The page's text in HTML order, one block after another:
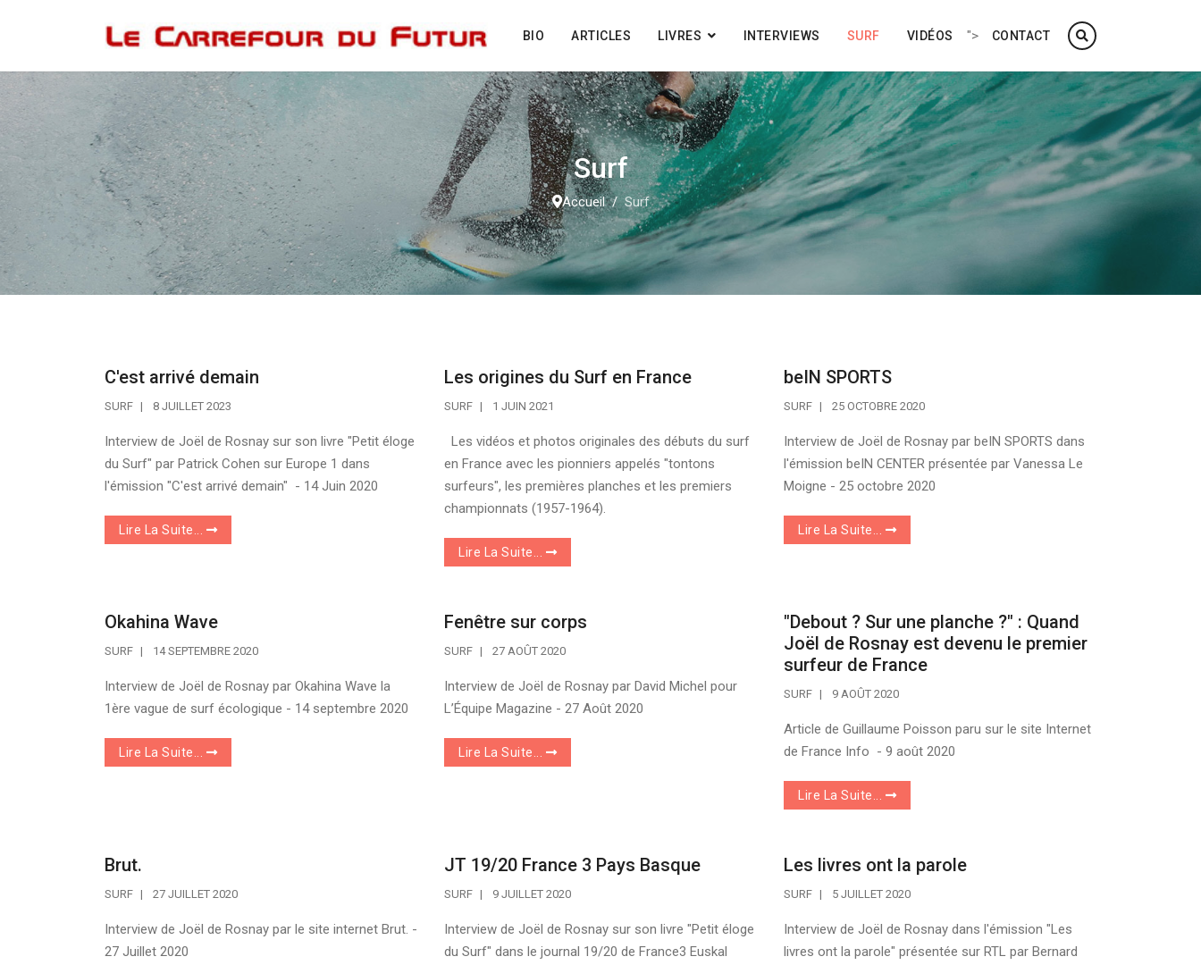
BIO ARTICLES LIVRES INTERVIEWS SURF VIDÉOS "> CONTACT
Surf
Accueil Surf
C'est arrivé demain
SURF 8 JUILLET 2023
Interview de Joël de Rosnay sur son livre "Petit éloge
du Surf" par Patrick Cohen sur Europe 1 dans
l'émission "C'est arrivé demain" - 14 Juin 2020
Lire La Suite...
Les origines du Surf en France
SURF 1 JUIN 2021
Les vidéos et photos originales des débuts du surf
en France avec les pionniers appelés "tontons
surfeurs", les premières planches et les premiers
championnats (1957-1964).
Lire La Suite...
beIN SPORTS
SURF 25 OCTOBRE 2020
Interview de Joël de Rosnay par beIN SPORTS dans
l'émission beIN CENTER présentée par Vanessa Le
Moigne - 25 octobre 2020
Lire La Suite...
Okahina Wave
SURF 14 SEPTEMBRE 2020
Interview de Joël de Rosnay par Okahina Wave la
1ère vague de surf écologique - 14 septembre 2020
Lire La Suite...
Fenêtre sur corps
SURF 27 AOÛT 2020
Interview de Joël de Rosnay par David Michel pour
L’Équipe Magazine - 27 Août 2020
Lire La Suite...
"Debout ? Sur une planche ?" : Quand
Joël de Rosnay est devenu le premier
surfeur de France
SURF 9 AOÛT 2020
Article de Guillaume Poisson paru sur le site Internet
de France Info - 9 août 2020
Lire La Suite...
Brut.
SURF 27 JUILLET 2020
Interview de Joël de Rosnay par le site internet Brut. -
27 Juillet 2020
JT 19/20 France 3 Pays Basque
SURF 9 JUILLET 2020
Interview de Joël de Rosnay sur son livre "Petit éloge
du Surf" dans le journal 19/20 de France3 Euskal
Les livres ont la parole
SURF 5 JUILLET 2020
Interview de Joël de Rosnay dans l'émission "Les
livres ont la parole" présentée sur RTL par Bernard